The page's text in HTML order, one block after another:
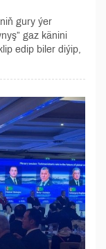
gury ýer
gaz känini
edip biler diýip,